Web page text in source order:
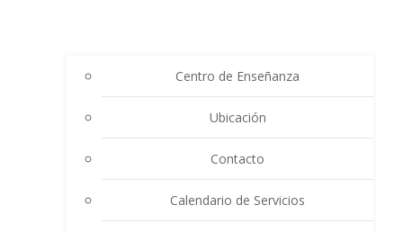
Centro de Enseñanza
Ubicación
Contacto
Calendario de Servicios